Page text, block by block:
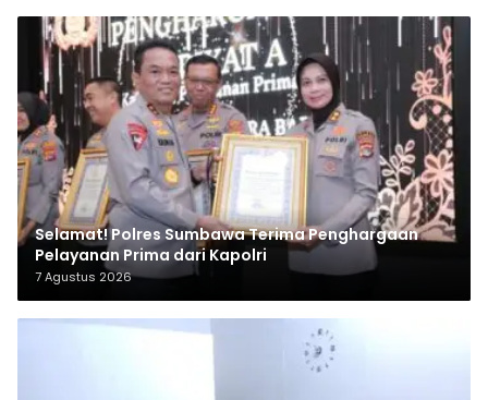
Selamat! Polres Sumbawa Terima Penghargaan
Pelayanan Prima dari Kapolri
7 Agustus 2026